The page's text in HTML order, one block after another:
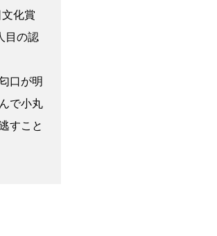
化賞
目の認
口が明
で小丸
すこと